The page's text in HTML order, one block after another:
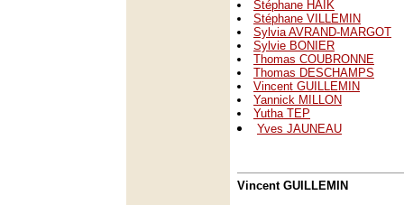
Stéphane HAIK
Stéphane VILLEMIN
Sylvia AVRAND-MARGOT
Sylvie BONIER
Thomas COUBRONNE
Thomas DESCHAMPS
Vincent GUILLEMIN
Yannick MILLON
Yutha TEP
Yves JAUNEAU
Vincent GUILLEMIN